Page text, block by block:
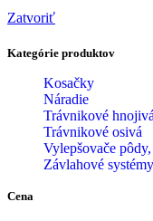
Zatvoriť
Kategórie produktov
Kosačky
Náradie
Trávnikové
Trávnikové osivá
Vylepšovače
Závlahové systémy
Cena